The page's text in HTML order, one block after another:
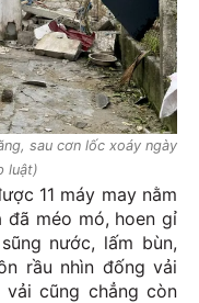
sau cơn lốc xoáy ngày
luật)
11 máy may nằm
méo mó, hoen gỉ
nước, lấm bùn,
rầu nhìn đống vải
vải cũng chẳng còn